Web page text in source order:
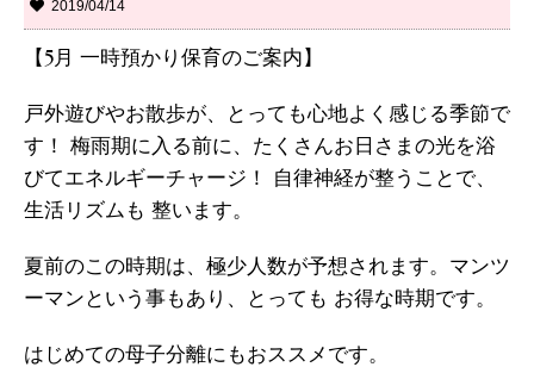
2019/04/14
【5月 一時預かり保育のご案内】
戸外遊びやお散歩が、とっても心地よく感じる季節で
す！ 梅雨期に入る前に、たくさんお日さまの光を浴
びてエネルギーチャージ！ 自律神経が整うことで、
生活リズムも 整います。
夏前のこの時期は、極少人数が予想されます。マンツ
ーマンという事もあり、とっても お得な時期です。
はじめての母子分離にもおススメです。